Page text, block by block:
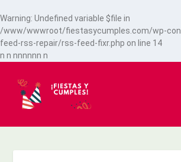
Warning: Undefined variable $file in
/www/wwwroot/fiestasycumples.com/wp-
feed-rss-repair/rss-feed-fixr.php on line 14
n n nnnnnn n